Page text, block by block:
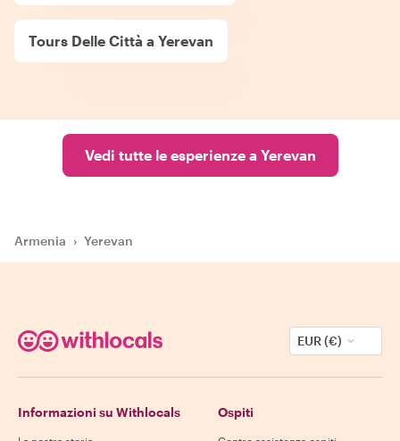
Tours Delle Città a Yerevan
Vedi tutte le esperienze a Yerevan
Armenia › Yerevan
EUR (€)
Informazioni su Withlocals Ospiti